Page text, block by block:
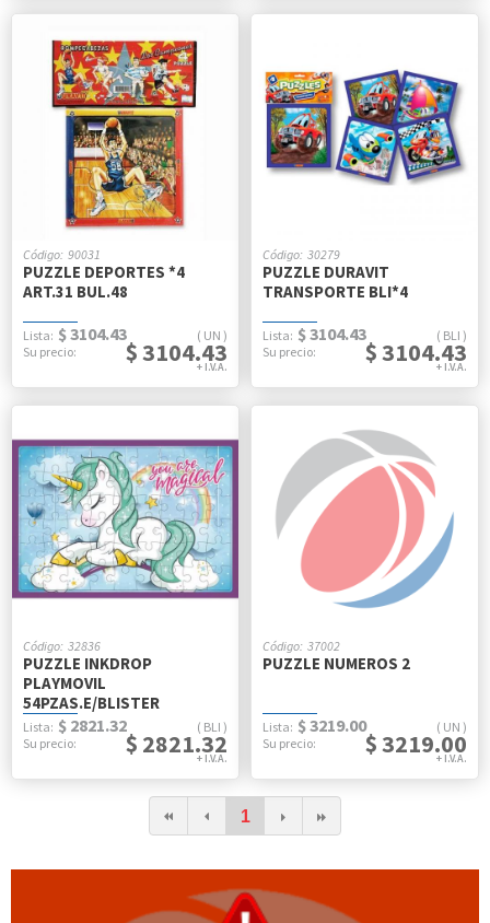
90031
PUZZLE DEPORTES *4
ART.31 BUL.48
UN
$ 3104.43
$ 3104.43
30279
PUZZLE DURAVIT
TRANSPORTE BLI*4
BLI
$ 3104.43
$ 3104.43
32836
PUZZLE INKDROP
PLAYMOVIL
54PZAS.E/BLISTER
BLI
$ 2821.32
$ 2821.32
37002
PUZZLE NUMEROS 2
UN
$ 3219.00
$ 3219.00
1